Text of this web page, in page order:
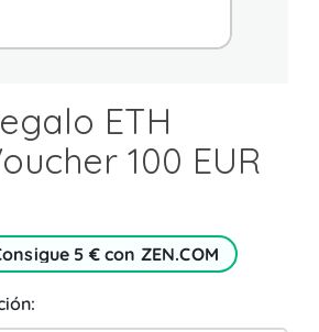
ETH
100 EUR
5 € con ZEN.COM